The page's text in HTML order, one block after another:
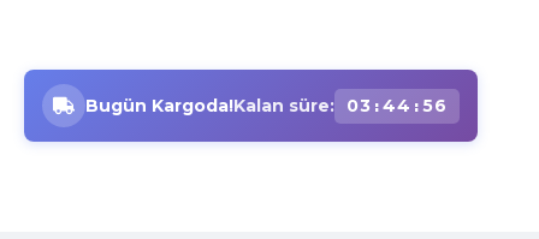
Bugün Kargoda!Kalan süre: 03 :44 :56